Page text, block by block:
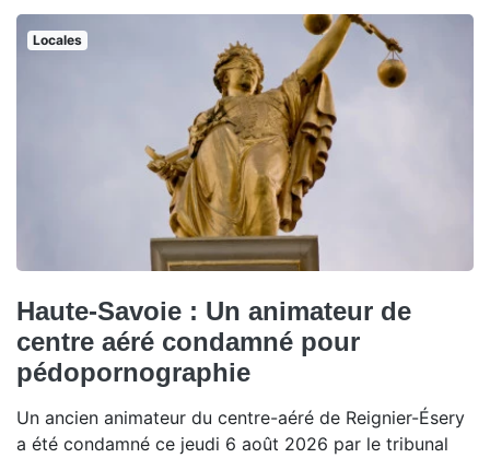
Locales
Haute-Savoie : Un animateur de
centre aéré condamné pour
pédopornographie
Un ancien animateur du centre-aéré de Reignier-Ésery
a été condamné ce jeudi 6 août 2026 par le tribunal